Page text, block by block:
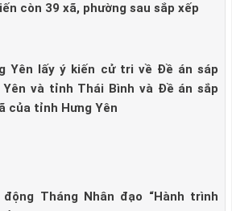
còn 39 xã, phường sau sắp xếp
Yên lấy ý kiến cử tri về Đề án sáp
và tỉnh Thái Bình và Đề án sắp
của tỉnh Hưng Yên
Tháng Nhân đạo “Hành trình